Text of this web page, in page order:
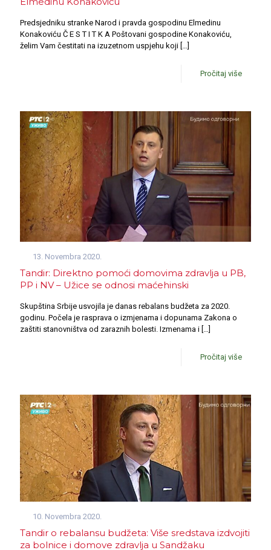
Predsjedniku stranke Narod i pravda gospodinu Elmedinu
Konakoviću Č E S T I T K A Poštovani gospodine Konakoviću,
želim Vam čestitati na izuzetnom uspjehu koji […]
Pročitaj više
13. Novembra 2020.
Tandir: Direktno pomoći domovima zdravlja u PB,
PP i NV – Užice se odnosi maćehinski
Skupština Srbije usvojila je danas rebalans budžeta za 2020.
godinu. Počela je rasprava o izmjenama i dopunama Zakona o
zaštiti stanovništva od zaraznih bolesti. Izmenama i […]
Pročitaj više
10. Novembra 2020.
Tandir o rebalansu budžeta: Više sredstava izdvojiti
za bolnice i domove zdravlja u Sandžaku